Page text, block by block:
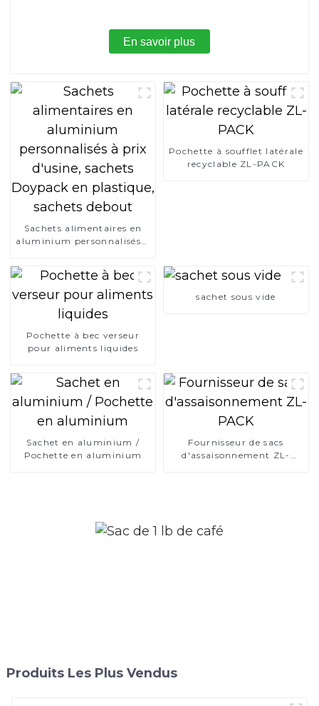
En savoir plus
Sachets alimentaires en
aluminium personnalisés à
sachets debout
Pochette à soufflet latérale
recyclable ZL-PACK
Pochette à bec verseur
pour aliments liquides
sachet sous vide
Sachet en aluminium /
Pochette en aluminium
Fournisseur de sacs
d'assaisonnement ZL-
Produits Les Plus Vendus